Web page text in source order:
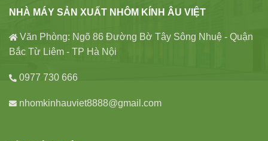
NHÀ MÁY SẢN XUẤT NHÔM KÍNH ÂU VIỆT
Văn Phòng: Ngõ 86 Đường Bờ Tây Sông Nhuệ - Quận
Bắc Từ Liêm - TP Hà Nội
0977 730 666
nhomkinhauviet8888@gmail.com